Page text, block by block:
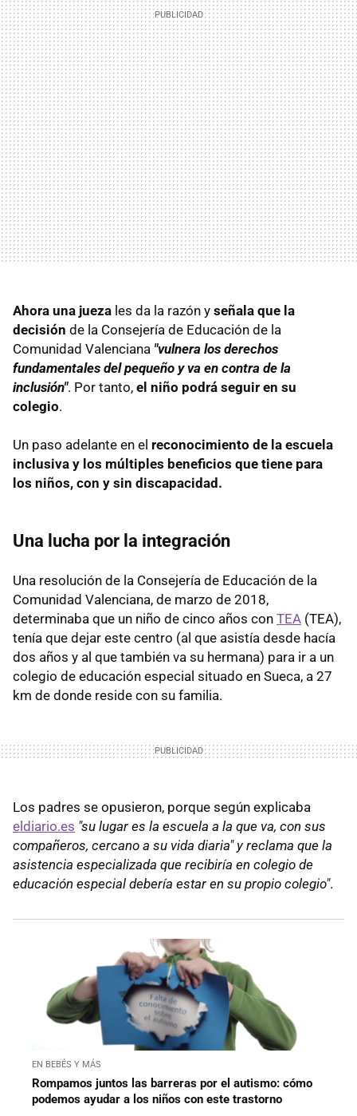
Ahora una jueza les da la razón y señala que la
decisión de la Consejería de Educación de la
Comunidad Valenciana "vulnera los derechos
fundamentales del pequeño y va en contra de la
inclusión". Por tanto, el niño podrá seguir en su
colegio.
Un paso adelante en el reconocimiento de la escuela
inclusiva y los múltiples beneficios que tiene para
los niños, con y sin discapacidad.
Una lucha por la integración
Una resolución de la Consejería de Educación de la
Comunidad Valenciana, de marzo de 2018,
determinaba que un niño de cinco años con TEA (TEA),
tenía que dejar este centro (al que asistía desde hacía
dos años y al que también va su hermana) para ir a un
colegio de educación especial situado en Sueca, a 27
km de donde reside con su familia.
Los padres se opusieron, porque según explicaba
eldiario.es "su lugar es la escuela a la que va, con sus
compañeros, cercano a su vida diaria" y reclama que la
asistencia especializada que recibiría en colegio de
educación especial debería estar en su propio colegio".
EN BEBÉS Y MÁS
Rompamos juntos las barreras por el autismo: cómo
podemos ayudar a los niños con este trastorno